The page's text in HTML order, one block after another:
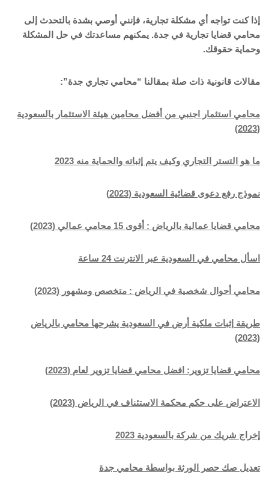
إذا كنت تواجه أي مشكلة تجارية، فإنني أوصي بشدة بالتحدث إلى
محامي قضايا تجارية في جدة. يمكنهم مساعدتك في حل المشكلة
وحماية حقوقك.
مقالات قانونية ذات صلة بمقالنا “محامي تجاري جدة”:
محامي استثمار اجنبي من أفضل محامين هيئة الاستثمار بالسعودية
(2023)
ما هو التستر التجاري وكيف يتم إثباته والحماية منه 2023
نموذج رفع دعوى قضائية السعودية (2023)
محامي قضايا عمالية بالرياض : أقوى 15 محامي عمالي (2023)
اسأل محامي في السعودية عبر الانترنت 24 ساعة
محامي أحوال شخصية في الرياض : متخصص ومشهور (2023)
طريقة إثبات ملكية أرض في السعودية يشرحها محامي بالرياض
(2023)
محامي قضايا تزوير: افضل محامي قضايا تزوير لعام (2023)
الاعتراض على حكم محكمة الاستئناف في الرياض (2023)
إخراج شريك من شركة بالسعودية 2023
تعديل صك حصر الورثة بواسطة محامي جدة